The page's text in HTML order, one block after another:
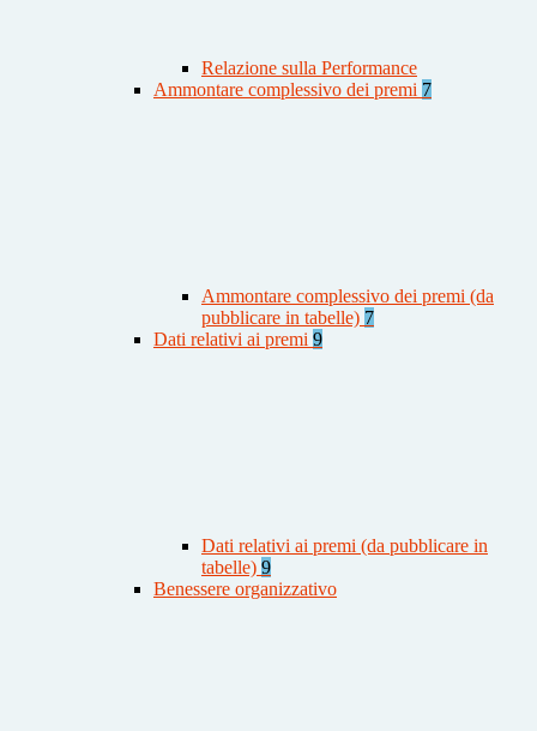
Relazione sulla Performance
Ammontare complessivo dei premi 7
Ammontare complessivo dei premi (da
pubblicare in tabelle) 7
Dati relativi ai premi 9
Dati relativi ai premi (da pubblicare in
tabelle) 9
Benessere organizzativo